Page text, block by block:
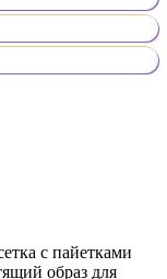
с пайетками
образ для